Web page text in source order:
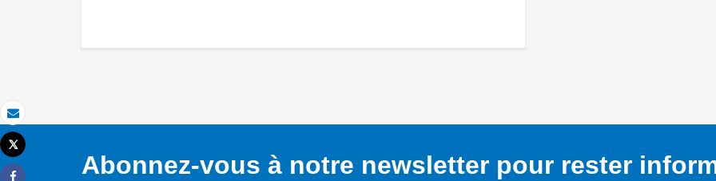
Email
Imprimer
Tweet
Abonnez-vous à notre newsletter pour rester